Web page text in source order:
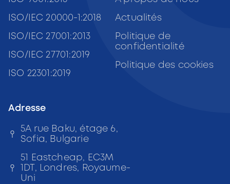
Actualités
Politique de
confidentialité
Politique des cookies
ISO/IEC 20000-1:2018
ISO/IEC 27001:2013
ISO/IEC 27701:2019
ISO 22301:2019
Adresse
5A rue Baku, étage 6,
Sofia, Bulgarie
51 Eastcheap, EC3M
1DT, Londres, Royaume-
Uni